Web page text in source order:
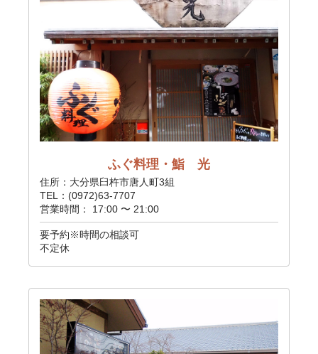
ふぐ料理・鮨 光
住所：大分県臼杵市唐人町3組
TEL：(0972)63-7707
営業時間： 17:00 〜 21:00
要予約※時間の相談可
不定休